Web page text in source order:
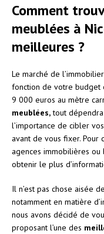
Comment
meublées à
meilleures ?
Le marché de
fonction de votre budget
9 000 euros au mètre
meublées,tout
l’importance de cibler
avant de vous fixer. Pour
agences immobilières
obtenir le plus
Il n’est pas chose aisée
notamment en matière
nous avons décidé de
proposant l’une des